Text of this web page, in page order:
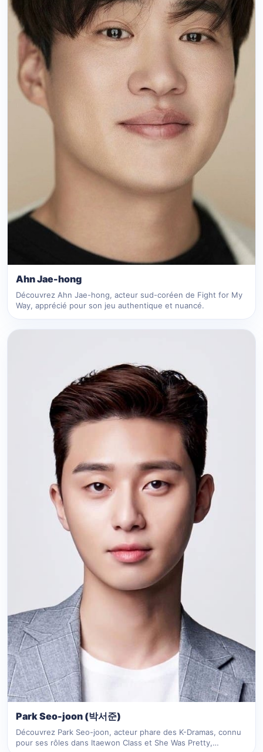
Ahn Jae-hong
Découvrez Ahn Jae-hong, acteur sud-coréen de Fight for My
Way, apprécié pour son jeu authentique et nuancé.
Park Seo-joon (박서준)
Découvrez Park Seo-joon, acteur phare des K-Dramas, connu
pour ses rôles dans Itaewon Class et She Was Pretty,…